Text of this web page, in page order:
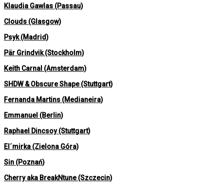
Klaudia Gawlas (Passau)
Clouds (Glasgow)
Psyk (Madrid)
Pär Grindvik (Stockholm)
Keith Carnal (Amsterdam)
SHDW & Obscure Shape (Stuttgart)
Fernanda Martins (Medianeira)
Emmanuel (Berlin)
Raphael Dincsoy (Stuttgart)
El´mirka (Zielona Góra)
Sin (Poznań)
Cherry aka BreakNtune (Szczecin)